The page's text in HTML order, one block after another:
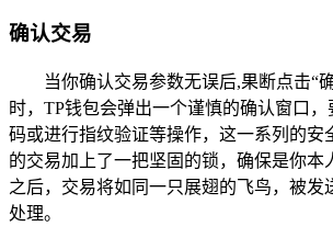
确认交易
当你确认交易参数无误后,果断点击“
时，TP钱包会弹出一个谨慎的确认窗口
码或进行指纹验证等操作，这一系列的安
的交易加上了一把坚固的锁，确保是你本
之后，交易将如同一只展翅的飞鸟，被发
处理。